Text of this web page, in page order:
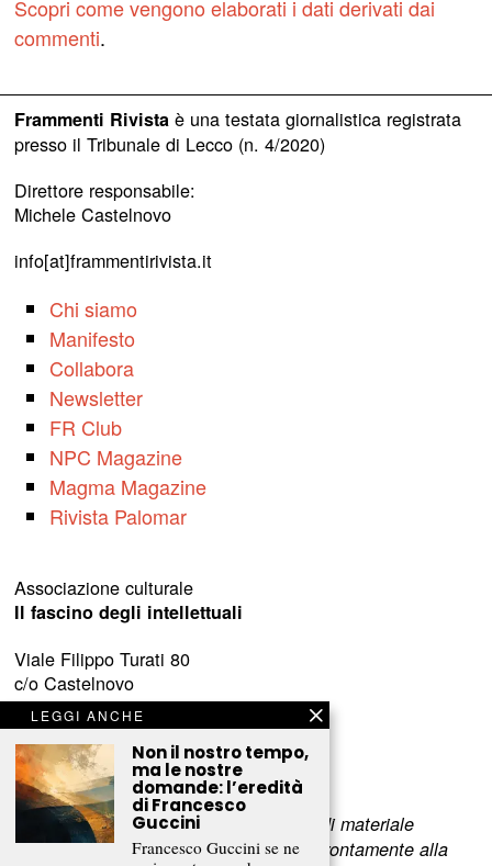
Scopri come vengono elaborati i dati derivati dai
commenti.
Frammenti Rivistaè una testata giornalistica registrata
presso il Tribunale di Lecco (n. 4/2020)
Direttore responsabile:
Michele Castelnovo
info[at]frammentirivista.it
Chi siamo
Manifesto
Collabora
Newsletter
FR Club
NPC Magazine
Magma Magazine
Rivista Palomar
Associazione culturale
Il fascino degli intellettuali
Viale Filippo Turati 80
c/o Castelnovo
23900 Lecco (LC)
www.fascinointellettuali.it
info[at]fascinointellettuali.it
Per segnalare eventuali errori nell’uso di materiale
riservato,scriveteci e provvederemo prontamente alla
LEGGI ANCHE
Non il nostro tempo,
ma le nostre
domande: l’eredità
di Francesco
Guccini
Francesco Guccini se ne